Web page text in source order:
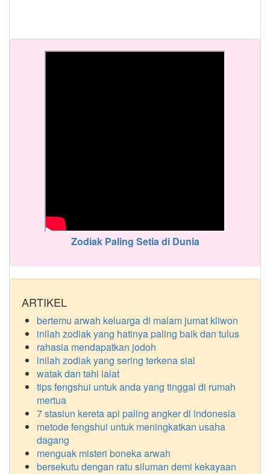
Zodiak Paling Setia di Dunia
ARTIKEL
bertemu arwah keluarga di malam jumat kliwon
inilah zodiak yang hatinya paling baik dan tulus
rahasia mendapatkan jodoh
inilah zodiak yang sering terkena sial
watak dan tahi lalat
tips fengshui untuk anda yang tinggal di rumah
mertua
7 stasiun kereta api paling angker di indonesia
metode fengshui untuk meningkatkan usaha
dagang
menguak misteri boneka arwah
bersekutu dengan ratu siluman demi kekayaan